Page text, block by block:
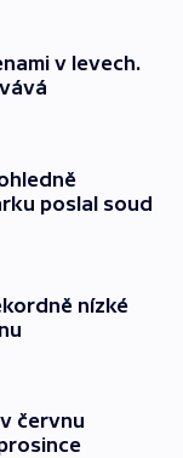
v levech.
poslal soud
nízké
červnu